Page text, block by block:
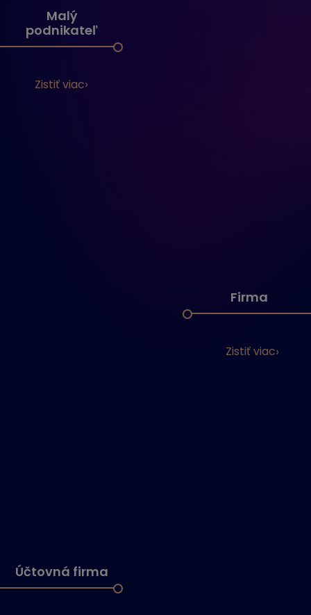
Malý
podnikateľ
Zistiť viac
Firma
Zistiť viac
Účtovná firma